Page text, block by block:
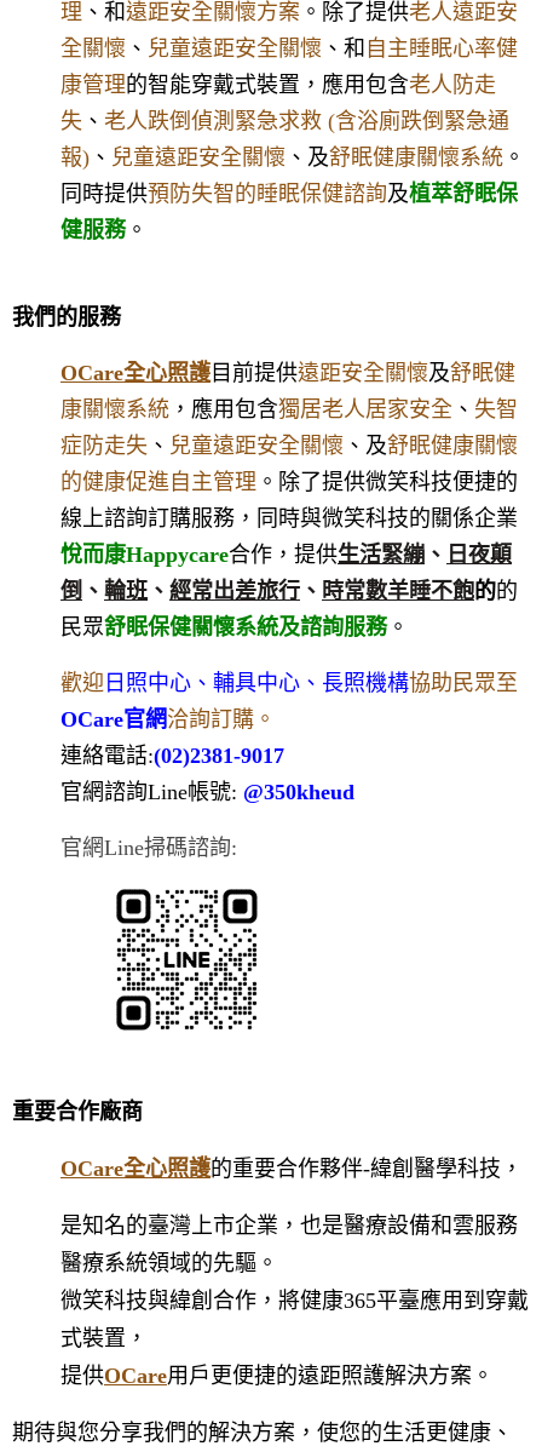
理 、和遠距安全關懷方案 。除了提供老人遠距安
全關懷 、 兒童遠距安全關懷 、和 自主睡眠心率健
康管理的智能穿戴式裝置，應用包含老人防走
失 、 老人跌倒偵測緊急求救 (含浴廁跌倒緊急通
報) 、 兒童遠距安全關懷 、及舒眠健康關懷系統 。
同時提供預防失智的睡眠保健諮詢及植萃舒眠保
健服務。
我們的服務
OCare全心照護 目前提供遠距安全關懷及舒眠健
康關懷系統 ，應用包含獨居老人居家安全 、 失智
症防走失 、 兒童遠距安全關懷 、及舒眠健康關懷
的健康促進自主管理 。除了提供微笑科技便捷的
線上諮詢訂購服務， 同時與微笑科技的關係企業
悅而康Happycare合作，提供生活緊繃 、 日夜顛
倒 、 輪班 、 經常出差旅行 、 時常數羊睡不飽的的
民眾舒眠保健關懷系統及諮詢服務。
歡迎 日照中心、輔具中心、長照機構協助民眾至
OCare官網洽詢訂購。
連絡電話:(02)2381-9017
官網諮詢Line帳號: @350kheud
官網Line掃碼諮詢:
重要合作廠商
OCare全心照護的重要合作夥伴-緯創醫學科技，
是知名的臺灣上市企業，也是醫療設備和雲服務
醫療系統領域的先驅。
微笑科技與緯創合作，將健康365平臺應用到穿戴
式裝置，
提供OCare用戶更便捷的遠距照護解決方案。
期待與您分享我們的解決方案，使您的生活更健康、